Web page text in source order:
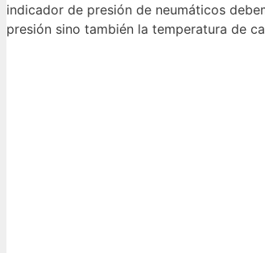
indicador de presión de neumáticos
presión sino también la temperatura de